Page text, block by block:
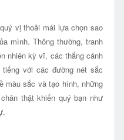
vị thoải mái lựa chọn sao
mình. Thông thường, tranh
nhiên kỳ vĩ, các thắng cảnh
với các đường nét sắc
màu sắc và tạo hình, những
thật khiến quý bạn như